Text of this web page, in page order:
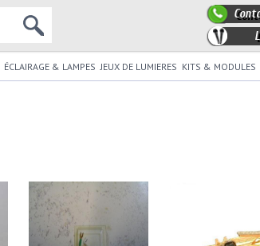
ÉCLAIRAGE & LAMPES JEUX DE LUMIERES KITS & MODULES